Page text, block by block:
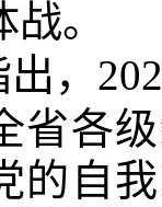
。
，
省各
的自